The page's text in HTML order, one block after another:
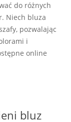
do różnych
Niech bluza
pozwalając
i
online
bluz